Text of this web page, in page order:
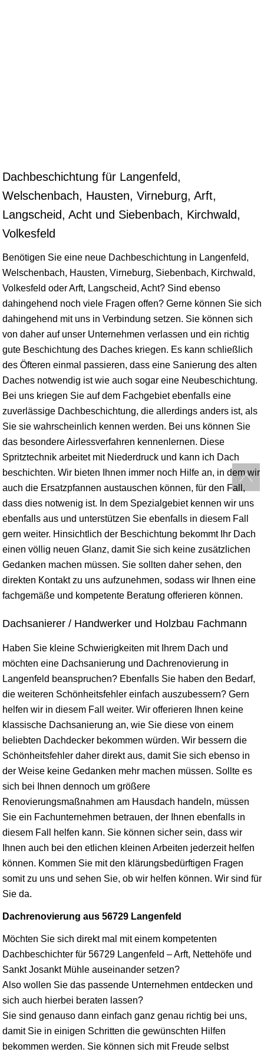
Dachbeschichtung für Langenfeld,
Welschenbach, Hausten, Virneburg, Arft,
Langscheid, Acht und Siebenbach, Kirchwald,
Volkesfeld
Benötigen Sie eine neue Dachbeschichtung in Langenfeld,
Welschenbach, Hausten, Virneburg, Siebenbach, Kirchwald,
Volkesfeld oder Arft, Langscheid, Acht? Sind ebenso
dahingehend noch viele Fragen offen? Gerne können Sie sich
dahingehend mit uns in Verbindung setzen. Sie können sich
von daher auf unser Unternehmen verlassen und ein richtig
gute Beschichtung des Daches kriegen. Es kann schließlich
des Öfteren einmal passieren, dass eine Sanierung des alten
Daches notwendig ist wie auch sogar eine Neubeschichtung.
Bei uns kriegen Sie auf dem Fachgebiet ebenfalls eine
zuverlässige Dachbeschichtung, die allerdings anders ist, als
Sie sie wahrscheinlich kennen werden. Bei uns können Sie
das besondere Airlessverfahren kennenlernen. Diese
Spritztechnik arbeitet mit Niederdruck und kann ich Dach
beschichten. Wir bieten Ihnen immer noch Hilfe an, in dem wir
auch die Ersatzpfannen austauschen können, für den Fall,
dass dies notwenig ist. In dem Spezialgebiet kennen wir uns
ebenfalls aus und unterstützen Sie ebenfalls in diesem Fall
gern weiter. Hinsichtlich der Beschichtung bekommt Ihr Dach
einen völlig neuen Glanz, damit Sie sich keine zusätzlichen
Gedanken machen müssen. Sie sollten daher sehen, den
direkten Kontakt zu uns aufzunehmen, sodass wir Ihnen eine
fachgemäße und kompetente Beratung offerieren können.
Dachsanierer / Handwerker und Holzbau Fachmann
Haben Sie kleine Schwierigkeiten mit Ihrem Dach und
möchten eine Dachsanierung und Dachrenovierung in
Langenfeld beanspruchen? Ebenfalls Sie haben den Bedarf,
die weiteren Schönheitsfehler einfach auszubessern? Gern
helfen wir in diesem Fall weiter. Wir offerieren Ihnen keine
klassische Dachsanierung an, wie Sie diese von einem
beliebten Dachdecker bekommen würden. Wir bessern die
Schönheitsfehler daher direkt aus, damit Sie sich ebenso in
der Weise keine Gedanken mehr machen müssen. Sollte es
sich bei Ihnen dennoch um größere
Renovierungsmaßnahmen am Hausdach handeln, müssen
Sie ein Fachunternehmen betrauen, der Ihnen ebenfalls in
diesem Fall helfen kann. Sie können sicher sein, dass wir
Ihnen auch bei den etlichen kleinen Arbeiten jederzeit helfen
können. Kommen Sie mit den klärungsbedürftigen Fragen
somit zu uns und sehen Sie, ob wir helfen können. Wir sind für
Sie da.
Dachrenovierung aus 56729 Langenfeld
Möchten Sie sich direkt mal mit einem kompetenten
Dachbeschichter für 56729 Langenfeld – Arft, Nettehöfe und
Sankt Josankt Mühle auseinander setzen?
Also wollen Sie das passende Unternehmen entdecken und
sich auch hierbei beraten lassen?
Sie sind genauso dann einfach ganz genau richtig bei uns,
damit Sie in einigen Schritten die gewünschten Hilfen
bekommen werden. Sie können sich mit Freude selbst